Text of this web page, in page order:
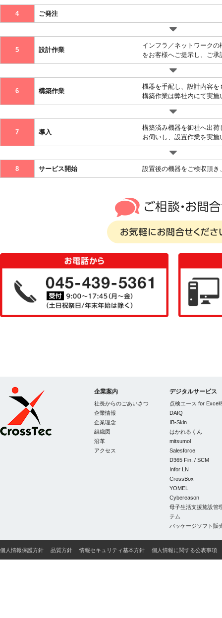
4 ご発注
5 設計作業
インフラ／ネットワーク
をお客様へご提示し、ご承
6 構築作業
機器を手配し、設計内容
構築作業は弊社内にて実施
7 導入
構築済み機器を御社へ出
お伺いし、設置作業を実施
8 サービス開始 設置後の機器をご検収頂
ご相談・お問い合
お気軽にお問い合
ください
企業案内
社長からのごあいさつ
企業情報
企業理念
組織図
沿革
アクセス
デジタルサービス
点検エース for
DAIQ
IB-Skin
はかれるくん
mitsumol
Salesforce
D365 Fin. / SCM
Infor LN
CrossBox
YOMEL
Cybereason
母子生活支援施設管
テム
パッケージソフト販
個人情報保護方針 品質方針 情報セキュリティ基本方針 個人情報に関する公表事項